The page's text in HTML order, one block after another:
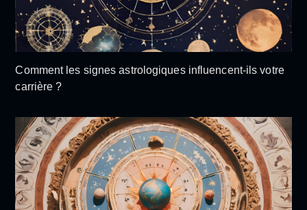
Comment les signes astrologiques influencent-ils votre
carrière ?